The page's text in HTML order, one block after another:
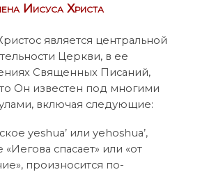
Иисуса Христа
является центральной
Церкви, в ее
Священных Писаний,
Он известен под многими
включая следующие:
yeshua’ или yehoshua’,
спасает» или «от
произносится по-